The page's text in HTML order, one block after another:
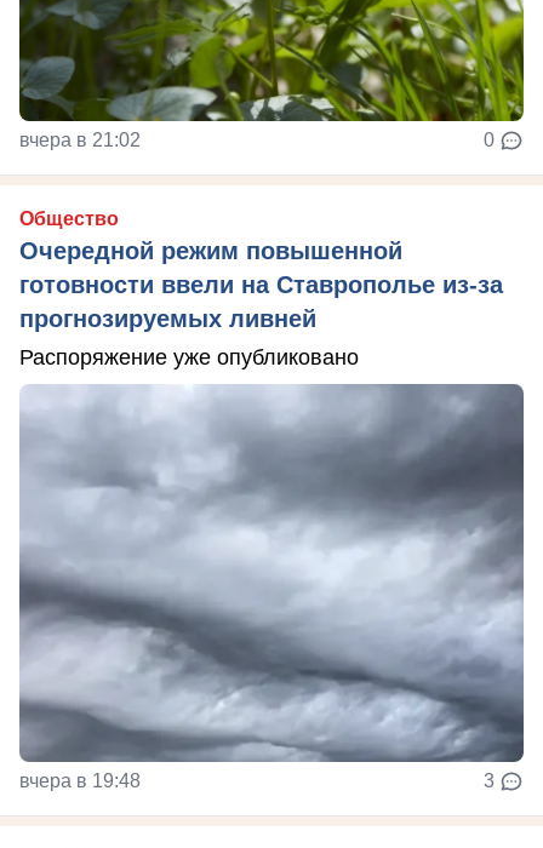
вчера в 21:02 0
Общество
Очередной режим повышенной
готовности ввели на Ставрополье из-за
прогнозируемых ливней
Распоряжение уже опубликовано
вчера в 19:48 3